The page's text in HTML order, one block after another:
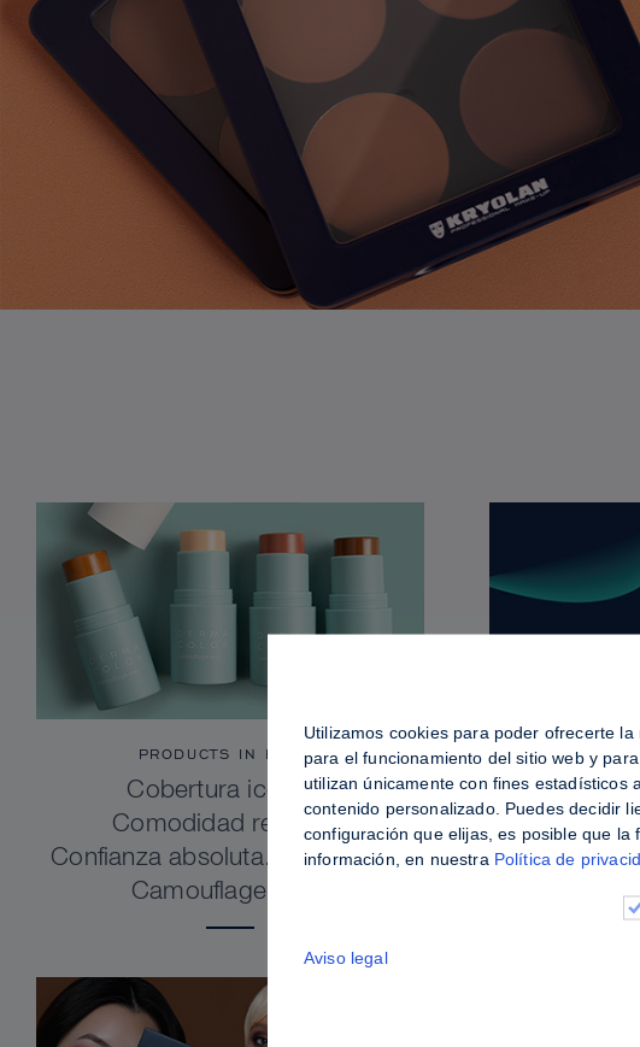
PRODUCTS IN FOCUS
Cobertura icónica.
Comodidad refinada.
Confianza absoluta. Dermacolor
Camouflage Stick
Utilizamos cookies para poder ofrecerte
para el funcionamiento del sitio web y
utilizan únicamente con fines estadísticos
contenido personalizado. Puedes decidir
configuración que elijas, es posible que
información, en nuestra Política de
Aviso legal